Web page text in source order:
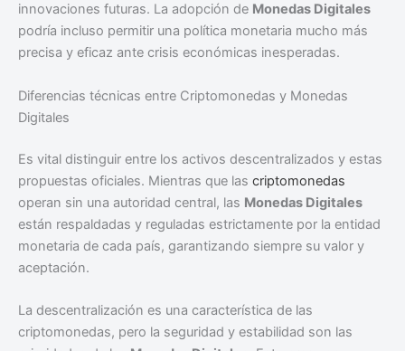
innovaciones futuras. La adopción de Monedas Digitales
podría incluso permitir una política monetaria mucho más
precisa y eficaz ante crisis económicas inesperadas.
Diferencias técnicas entre Criptomonedas y Monedas
Digitales
Es vital distinguir entre los activos descentralizados y estas
propuestas oficiales. Mientras que las criptomonedas
operan sin una autoridad central, las Monedas Digitales
están respaldadas y reguladas estrictamente por la entidad
monetaria de cada país, garantizando siempre su valor y
aceptación.
La descentralización es una característica de las
criptomonedas, pero la seguridad y estabilidad son las